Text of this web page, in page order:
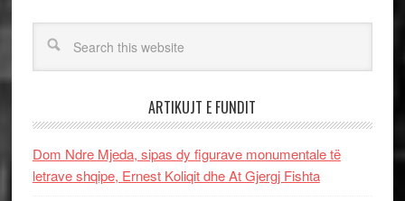
ARTIKUJT E FUNDIT
Dom Ndre Mjeda, sipas dy figurave monumentale të
letrave shqipe, Ernest Koliqit dhe At Gjergj Fishta